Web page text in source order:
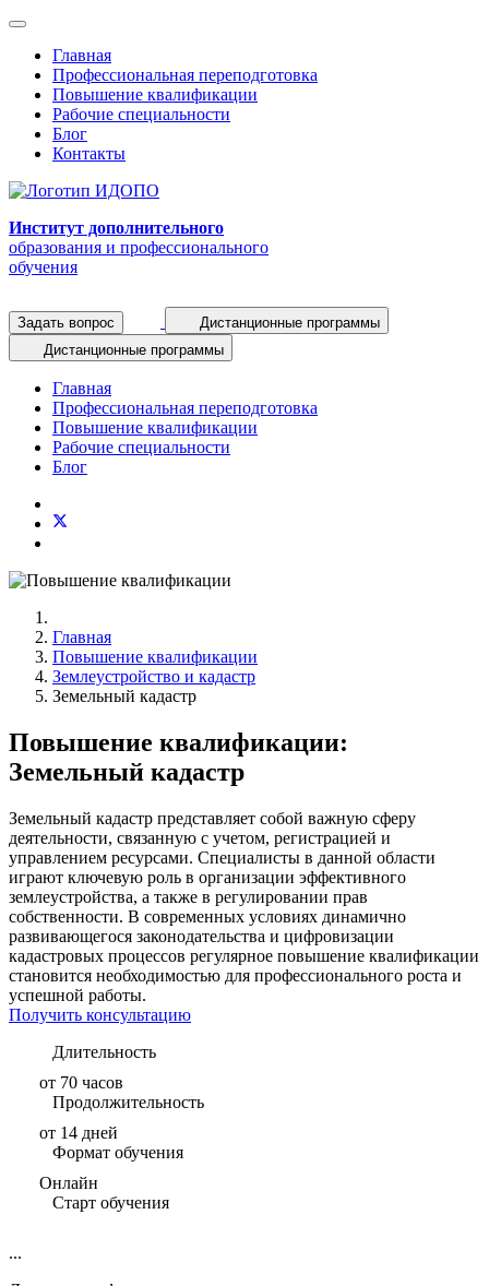
Главная
Профессиональная переподготовка
Повышение квалификации
Рабочие специальности
Блог
Контакты
Институт дополнительного
образования и профессионального
обучения
Задать вопрос
Дистанционные программы
Дистанционные программы
Главная
Профессиональная переподготовка
Повышение квалификации
Рабочие специальности
Блог
Главная
Повышение квалификации
Землеустройство и кадастр
Земельный кадастр
Повышение квалификации:
Земельный кадастр
Земельный кадастр представляет собой важную сферу
деятельности, связанную с учетом, регистрацией и
управлением ресурсами. Специалисты в данной области
играют ключевую роль в организации эффективного
землеустройства, а также в регулировании прав
собственности. В современных условиях динамично
развивающегося законодательства и цифровизации
кадастровых процессов регулярное повышение квалификации
становится необходимостью для профессионального роста и
успешной работы.
Получить консультацию
Длительность
от 70 часов
Продолжительность
от 14 дней
Формат обучения
Онлайн
Старт обучения
...